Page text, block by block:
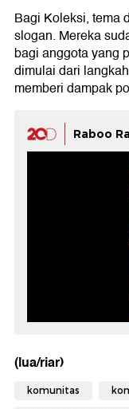
Bagi Koleksi, tema
slogan. Mereka
bagi anggota yang
dimulai dari
memberi dampak
Raboo
(lua/riar)
komunitas